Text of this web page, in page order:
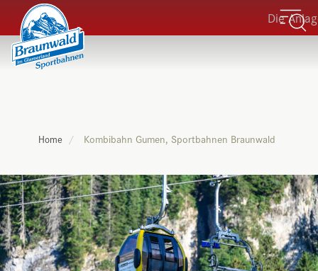
Die
Home Kombibahn Gumen, Sportbahnen Braunwald